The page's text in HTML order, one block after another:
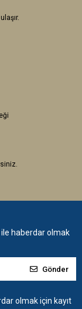
haberdar olmak
Gönder
olmak için kayıt